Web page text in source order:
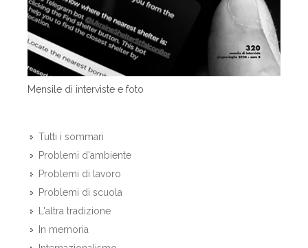
Mensile di interviste e foto
Tutti i sommari
Problemi d'ambiente
Problemi di lavoro
Problemi di scuola
L'altra tradizione
In memoria